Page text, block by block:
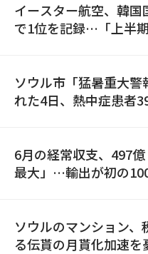
イースター航空、韓国
で1位を記録…「上半期
ソウル市「猛暑重大警
れた4日、熱中症患者
6月の経常収支、497
最大」…輸出が初の
ソウルのマンション、
る伝貰の月貰化加速を